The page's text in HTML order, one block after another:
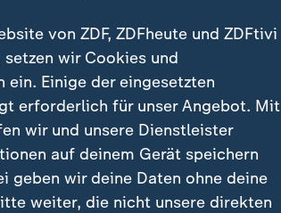
von ZDF, ZDFheute und ZDFtivi
wir Cookies und
ein. Einige der eingesetzten
erforderlich für unser Angebot. Mit
wir und unsere Dienstleister
auf deinem Gerät speichern
geben wir deine Daten ohne deine
weiter, die nicht unsere direkten